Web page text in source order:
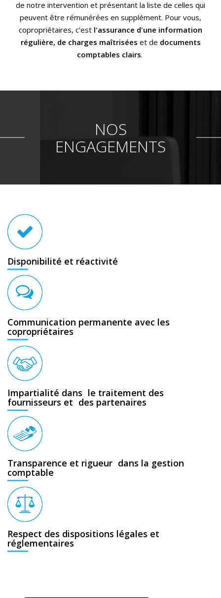
de notre intervention et présentant la liste de celles qui
peuvent être rémunérées en supplément. Pour vous,
copropriétaires, c'est l'assurance d'une information
régulière, de charges maîtrisées et de documents
comptables clairs.
NOS
ENGAGEMENTS
Disponibilité et réactivité
Communication permanente avec les
copropriétaires
Impartialité dans le traitement des
fournisseurs et des partenaires
Transparence et rigueur dans la gestion
comptable
Respect des dispositions légales et
réglementaires